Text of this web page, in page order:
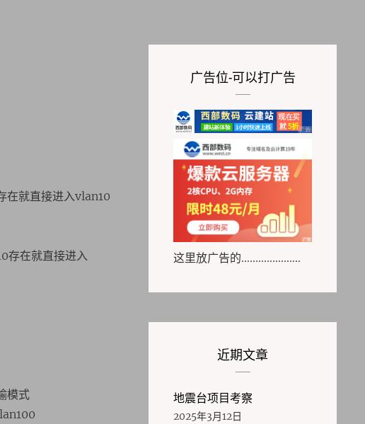
就直接进入vlan10
存在就直接进入
模式
广告位-可以打广告
这里放广告的.....................
近期文章
地震台项目考察
2025年3月12日